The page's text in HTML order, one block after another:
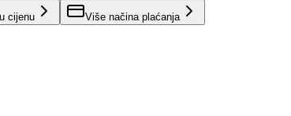
cijenu
Više načina plaćanja